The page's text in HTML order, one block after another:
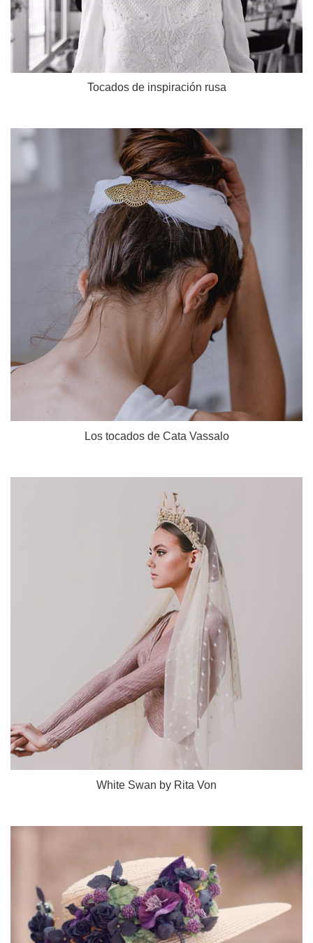
Tocados de inspiración rusa
Los tocados de Cata Vassalo
White Swan by Rita Von